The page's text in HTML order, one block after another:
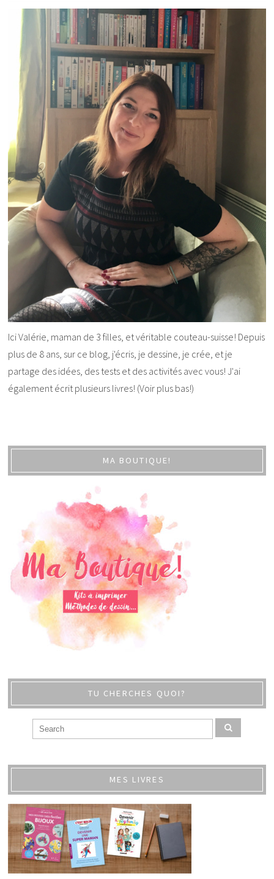
Ici Valérie, maman de 3 filles, et véritable couteau-suisse! Depuis
plus de 8 ans, sur ce blog, j'écris, je dessine, je crée, et je
partage des idées, des tests et des activités avec vous! J'ai
également écrit plusieurs livres! (Voir plus bas!)
MA BOUTIQUE!
TU CHERCHES QUOI?
MES LIVRES